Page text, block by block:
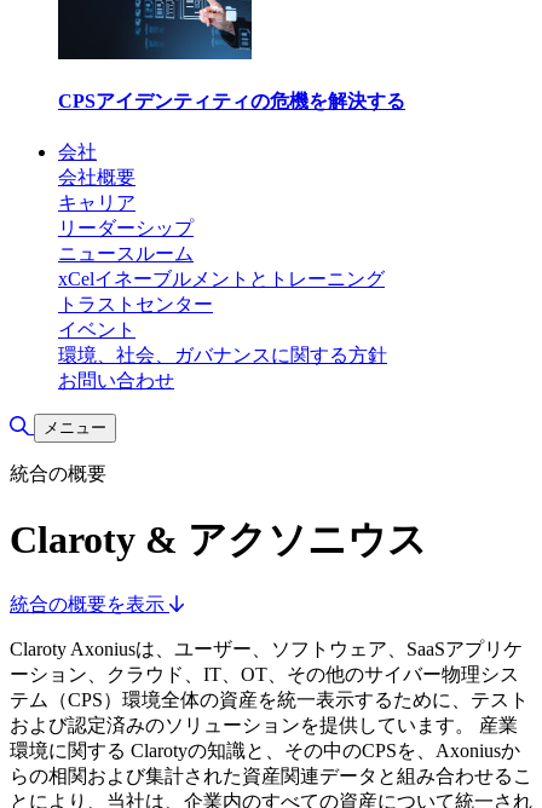
CPSアイデンティティの危機を解決する
会社
会社概要
キャリア
リーダーシップ
ニュースルーム
xCelイネーブルメントとトレーニング
トラストセンター
イベント
環境、社会、ガバナンスに関する方針
お問い合わせ
検索の切り替え
メニュー
統合の概要
Claroty & アクソニウス
統合の概要を表示
Claroty Axoniusは、ユーザー、ソフトウェア、SaaSアプリケ
ーション、クラウド、IT、OT、その他のサイバー物理シス
テム（CPS）環境全体の資産を統一表示するために、テスト
および認定済みのソリューションを提供しています。 産業
環境に関する Clarotyの知識と、その中のCPSを、Axoniusか
らの相関および集計された資産関連データと組み合わせるこ
とにより、当社は、企業内のすべての資産について統一され